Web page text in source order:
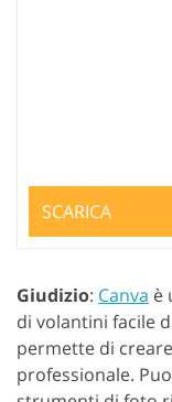
SCARICA
Giudizio: Canva è
di volantini facile
permette di
professionale.